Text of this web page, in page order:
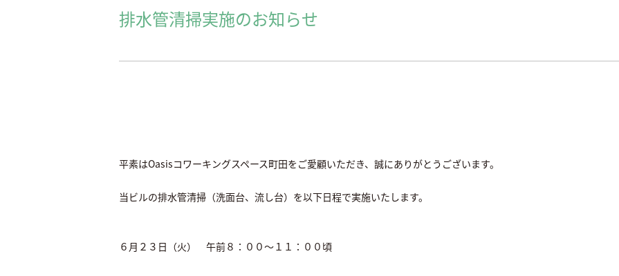
排水管清掃実施のお知らせ
平素はOasisコワーキングスペース町田をご愛顧いただき、誠にありがとうございます。
当ビルの排水管清掃（洗面台、流し台）を以下日程で実施いたします。
６月２３日（火） 午前８：００～１１：００頃